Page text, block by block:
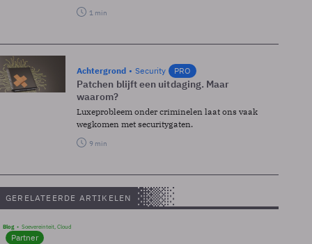
1 min
Achtergrond Security PRO
Patchen blijft een uitdaging. Maar
waarom?
Luxeprobleem onder criminelen laat ons vaak
wegkomen met securitygaten.
9 min
GERELATEERDE ARTIKELEN
Blog Soevereinteit, Cloud
Partner